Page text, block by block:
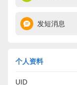
发短消息
个人资料
UID